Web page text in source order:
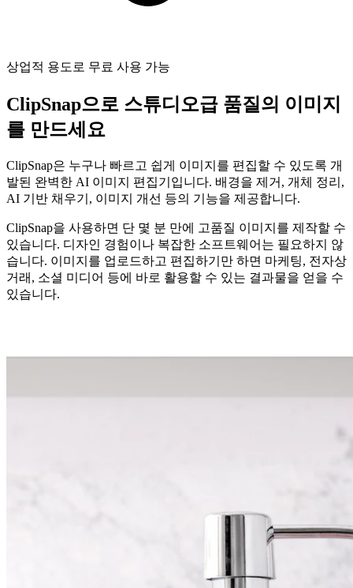
상업적 용도로 무료 사용 가능
ClipSnap으로 스튜디오급 품질의 이미지
를 만드세요
ClipSnap은 누구나 빠르고 쉽게 이미지를 편집할 수 있도록 개
발된 완벽한 AI 이미지 편집기입니다. 배경을 제거, 개체 정리,
AI 기반 채우기, 이미지 개선 등의 기능을 제공합니다.
ClipSnap을 사용하면 단 몇 분 만에 고품질 이미지를 제작할 수
있습니다. 디자인 경험이나 복잡한 소프트웨어는 필요하지 않
습니다. 이미지를 업로드하고 편집하기만 하면 마케팅, 전자상
거래, 소셜 미디어 등에 바로 활용할 수 있는 결과물을 얻을 수
있습니다.